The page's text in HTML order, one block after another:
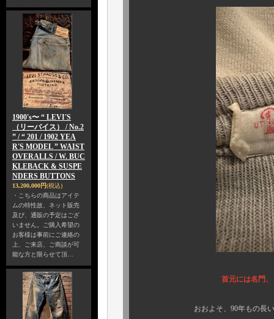
1900's〜 “ LEVI'S
（リーバイス） / No.2
” / “ 201 / 1902 YEA
R'S MODEL ” WAIST
OVERALLS / W. BUC
KLEBACK & SUSPE
NDERS BUTTONS
13,200,000円(税込)
・こちらの商品はアイテ
ムの特性故、ネット販売
及び、通販の予定はござ
いません。ご購入希望の
お客様は事前にご連絡の
上、ご来店、ご商談が可
能な方と限らせて頂…
首元には名門、
おおよそ、90年もの長